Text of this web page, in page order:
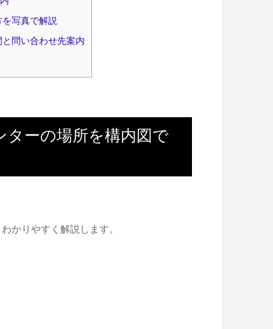
写真で解説
問い合わせ先案内
ターの場所を構内図で
かりやすく解説します。